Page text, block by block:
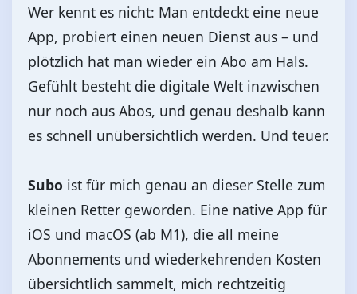
Wer kennt es nicht: Man entdeckt eine neue
App, probiert einen neuen Dienst aus – und
plötzlich hat man wieder ein Abo am Hals.
Gefühlt besteht die digitale Welt inzwischen
nur noch aus Abos, und genau deshalb kann
es schnell unübersichtlich werden. Und teuer.
Subo ist für mich genau an dieser Stelle zum
kleinen Retter geworden. Eine native App für
iOS und macOS (ab M1), die all meine
Abonnements und wiederkehrenden Kosten
übersichtlich sammelt, mich rechtzeitig